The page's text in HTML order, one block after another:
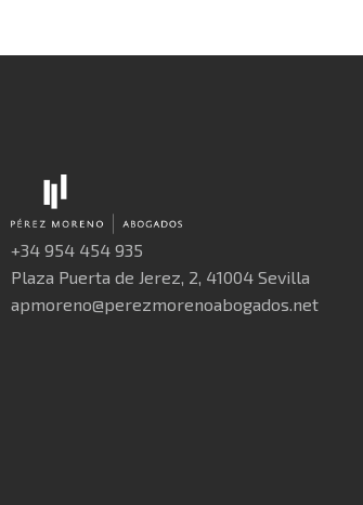
+34 954 454 935
Plaza Puerta de Jerez, 2, 41004 Sevilla
apmoreno@perezmorenoabogados.net